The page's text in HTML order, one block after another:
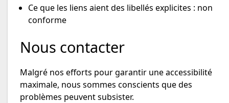
Ce que les liens aient des libellés explicites : non
conforme
Nous contacter
Malgré nos efforts pour garantir une accessibilité
maximale, nous sommes conscients que des
problèmes peuvent subsister.